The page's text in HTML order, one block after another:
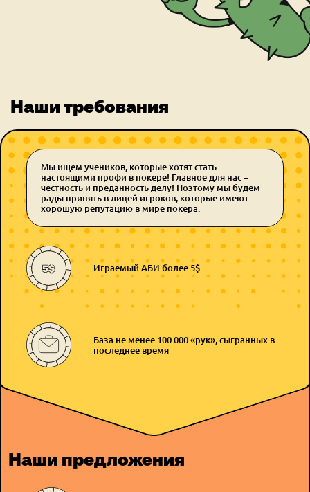
Наши требования
Мы ищем учеников, которые хотят стать
настоящими профи в покере! Главное для нас –
честность и преданность делу! Поэтому мы будем
рады принять в лицей игроков, которые имеют
хорошую репутацию в мире покера.
Играемый АБИ более 5$
База не менее 100 000 «рук»,сыгранных в
последнее время
Наши предложения